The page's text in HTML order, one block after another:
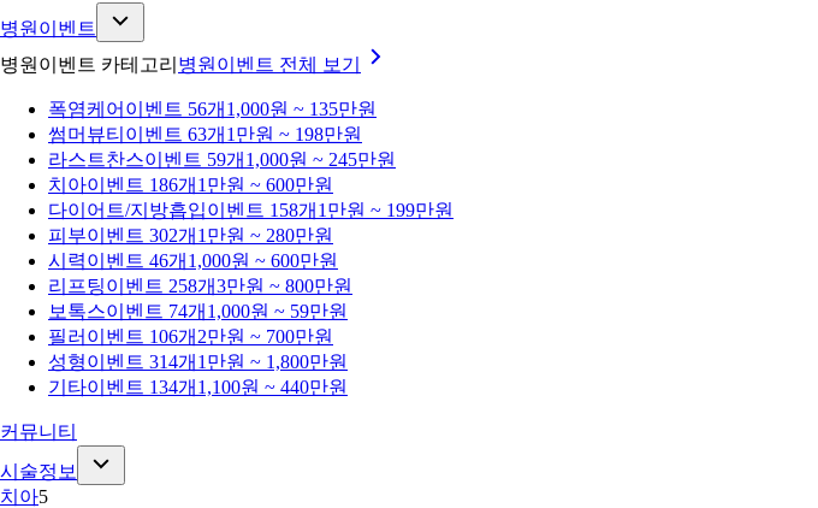
병원이벤트
병원이벤트 카테고리 병원이벤트 전체 보기
폭염케어 이벤트 56개 1,000원 ~ 135만원
썸머뷰티 이벤트 63개 1만원 ~ 198만원
라스트찬스이벤트 59개 1,000원 ~ 245만원
치아이벤트 186개 1만원 ~ 600만원
다이어트/지방흡입이벤트 158개 1만원 ~ 199만원
피부이벤트 302개 1만원 ~ 280만원
시력이벤트 46개 1,000원 ~ 600만원
리프팅이벤트 258개3만원 ~ 800만원
보톡스이벤트 74개 1,000원 ~ 59만원
필러 이벤트 106개 2만원 ~ 700만원
성형이벤트 314개 1만원 ~ 1,800만원
기타이벤트 134개 1,100원 ~ 440만원
커뮤니티
시술정보
치아5